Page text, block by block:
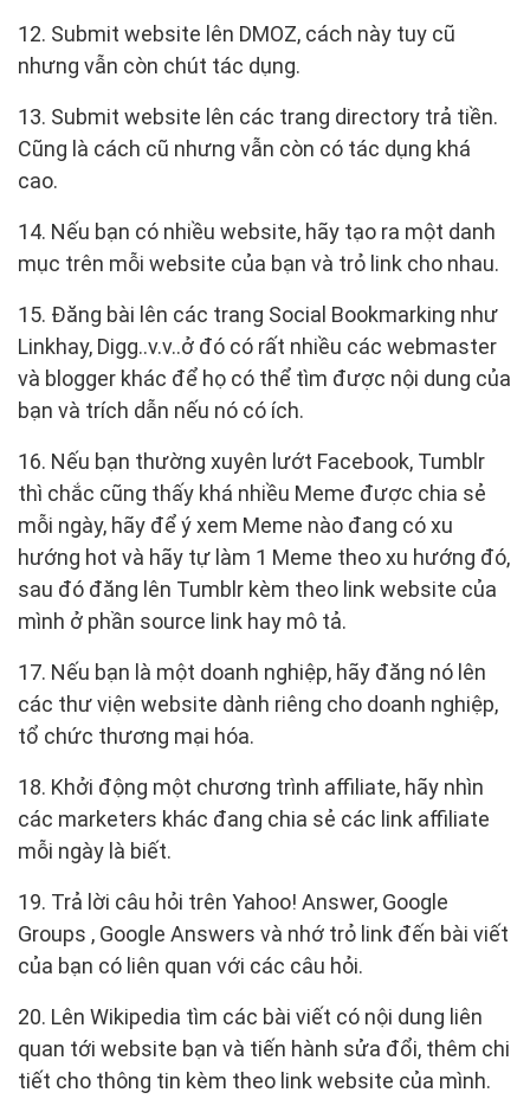
12. Submit website lên DMOZ, cách này tuy cũ
nhưng vẫn còn chút tác dụng.
13. Submit website lên các trang directory trả tiền.
Cũng là cách cũ nhưng vẫn còn có tác dụng khá
cao.
14. Nếu bạn có nhiều website, hãy tạo ra một danh
mục trên mỗi website của bạn và trỏ link cho nhau.
15. Đăng bài lên các trang Social Bookmarking như
Linkhay, Digg..v.v..ở đó có rất nhiều các webmaster
và blogger khác để họ có thể tìm được nội dung của
bạn và trích dẫn nếu nó có ích.
16. Nếu bạn thường xuyên lướt Facebook, Tumblr
thì chắc cũng thấy khá nhiều Meme được chia sẻ
mỗi ngày, hãy để ý xem Meme nào đang có xu
hướng hot và hãy tự làm 1 Meme theo xu hướng đó,
sau đó đăng lên Tumblr kèm theo link website của
mình ở phần source link hay mô tả.
17. Nếu bạn là một doanh nghiệp, hãy đăng nó lên
các thư viện website dành riêng cho doanh nghiệp,
tổ chức thương mại hóa.
18. Khởi động một chương trình affiliate, hãy nhìn
các marketers khác đang chia sẻ các link affiliate
mỗi ngày là biết.
19. Trả lời câu hỏi trên Yahoo! Answer, Google
Groups , Google Answers và nhớ trỏ link đến bài viết
của bạn có liên quan với các câu hỏi.
20. Lên Wikipedia tìm các bài viết có nội dung liên
quan tới website bạn và tiến hành sửa đổi, thêm chi
tiết cho thông tin kèm theo link website của mình.